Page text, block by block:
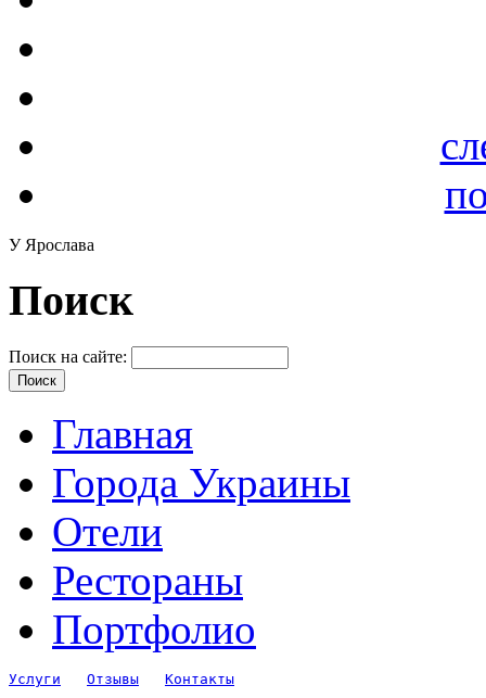
У Ярослава
Поиск
Поиск на сайте:
Главная
Города Украины
Отели
Рестораны
Портфолио
Услуги Отзывы Контакты